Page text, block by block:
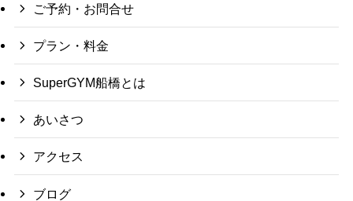
ご予約・お問合せ
プラン・料金
SuperGYM船橋とは
あいさつ
アクセス
ブログ